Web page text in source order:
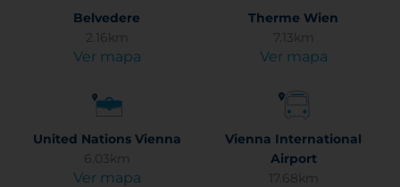
Belvedere
2.16km
Ver mapa
Therme Wien
7.13km
Ver mapa
United Nations Vienna
6.03km
Ver mapa
Vienna International
Airport
17.68km